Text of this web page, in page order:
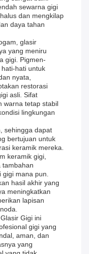
sewarna gigi
dan mengkilap
daya tahan
glasir
yang meniru
gigi. Pigmen-
hati untuk
nyata,
restorasi
asli. Sifat
warna tetap stabil
lingkungan
sehingga dapat
bertujuan untuk
keramik mereka.
keramik gigi,
tambahan
gigi mana pun.
hasil akhir yang
meningkatkan
lapisan
Gigi ini
gigi yang
aman, dan
yang